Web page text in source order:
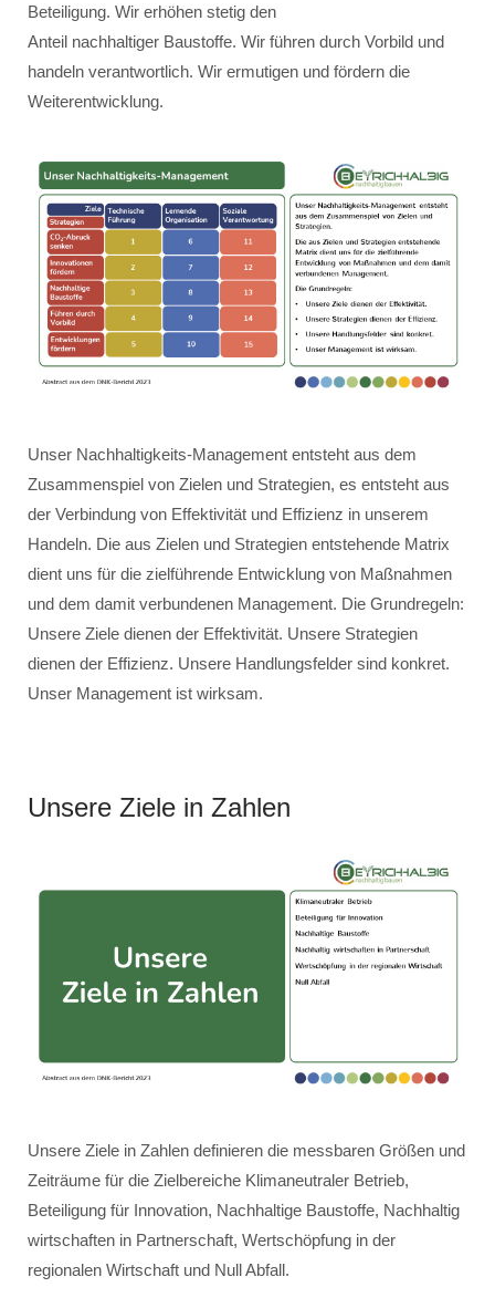
Beteiligung. Wir erhöhen stetig den
Anteil nachhaltiger Baustoffe. Wir führen durch Vorbild und
handeln verantwortlich. Wir ermutigen und fördern die
Weiterentwicklung.
Unser Nachhaltigkeits-Management entsteht aus dem
Zusammenspiel von Zielen und Strategien, es entsteht aus
der Verbindung von Effektivität und Effizienz in unserem
Handeln. Die aus Zielen und Strategien entstehende Matrix
dient uns für die zielführende Entwicklung von Maßnahmen
und dem damit verbundenen Management. Die Grundregeln:
Unsere Ziele dienen der Effektivität. Unsere Strategien
dienen der Effizienz. Unsere Handlungsfelder sind konkret.
Unser Management ist wirksam.
Unsere Ziele in Zahlen
Unsere Ziele in Zahlen definieren die messbaren Größen und
Zeiträume für die Zielbereiche Klimaneutraler Betrieb,
Beteiligung für Innovation, Nachhaltige Baustoffe, Nachhaltig
wirtschaften in Partnerschaft, Wertschöpfung in der
regionalen Wirtschaft und Null Abfall.